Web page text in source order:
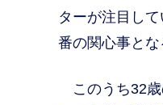
ターが注目し
番の関心事とな
このうち32歳